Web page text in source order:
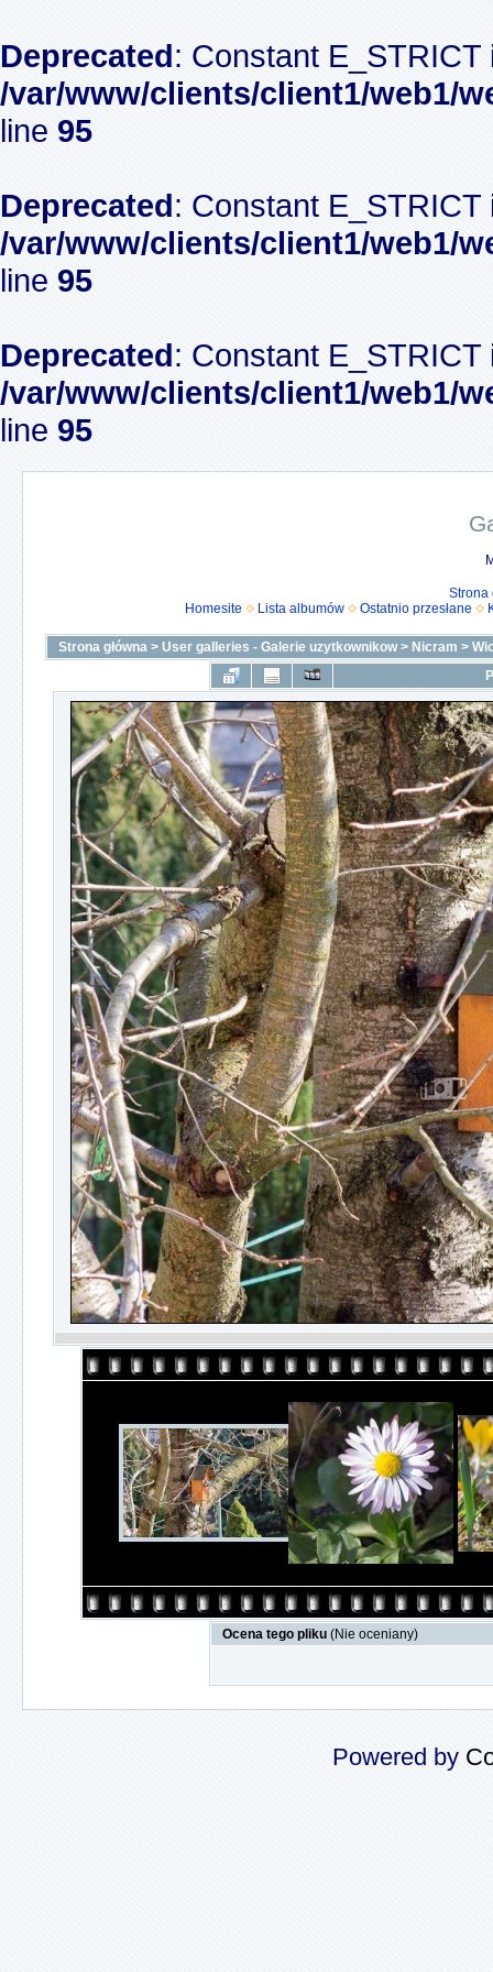
Deprecated: Constant
/var/www/clients/client1/web1/
line 95
Deprecated: Constant
/var/www/clients/client1/web1/
line 95
Deprecated: Constant
/var/www/clients/client1/web1/
line 95
Strona
Homesite
Lista albumów Ostatnio przesłane
Strona główna > User galleries - Galerie uzytkownikow> Nicram >
Ocena tego pliku (Nie oceniany)
Powered by